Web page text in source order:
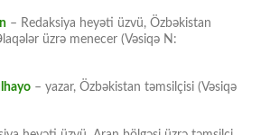
– Redaksiya heyəti üzvü, Özbəkistan
üzrə menecer (Vəsiqə N:
– yazar, Özbəkistan təmsilçisi (Vəsiqə